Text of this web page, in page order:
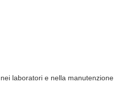
laboratori e nella manutenzione